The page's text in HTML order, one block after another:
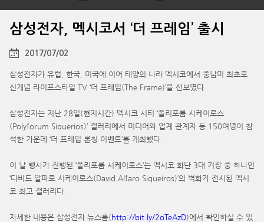
삼성전자, 멕시코서 ‘더 프레임’ 출시
2017/07/02
삼성전자가 유럽, 한국, 미국에 이어 태양의 나라 멕시코에서 중남미 최초로
신개념 라이프스타일 TV ‘더 프레임(The Frame)’을 선보였다.
삼성전자는 지난 28일(현지시간) 멕시코 시티 ‘폴리포룸 시케이로스
(Polyforum Siquerios)’ 갤러리에서 미디어와 업계 관계자 등 150여명이 참
석한 가운데 ‘더 프레임 론칭 이벤트’를 개최했다.
이 날 행사가 진행된 ‘폴리포룸 시케이로스’는 멕시코 화단 3대 거장 중 하나인
‘다비드 알파로 시케이로스(David Alfaro Siqueiros)’의 벽화가 전시된 멕시
코 최고 갤러리다.
자세한 내용은 삼성전자 뉴스룸(http://bit.ly/2oTeAzD)에서 확인하실 수 있